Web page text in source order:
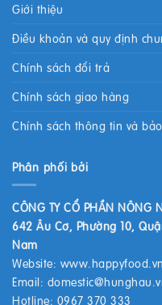
Giới thiệu
Điều khoản và quy định
Chính sách đổi trả
Chính sách giao hàng
Chính sách thông tin và
Phân phối bởi
CÔNG TY CỔ PHẦN NÔNG
642 Âu Cơ, Phường 10,
Nam
Website: www.happyfood.vn
Email:
Hotline: 0967 370 333